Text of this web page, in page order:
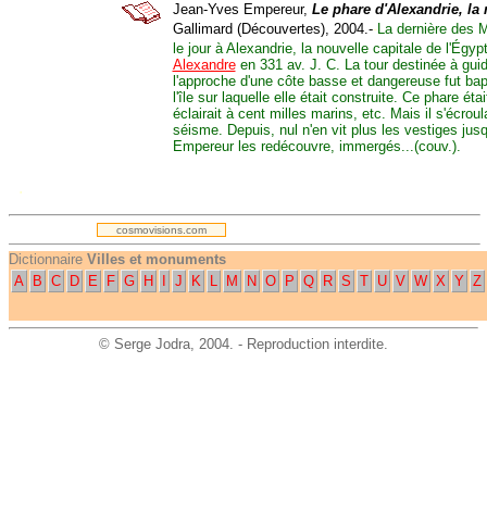
Jean-Yves Empereur, Le phare d'Alexandrie, la
Gallimard (Découvertes), 2004.--La dernière des
le jour à Alexandrie, la nouvelle capitale de
Alexandreen 331 av. J. C. La tour destinée à
l'approche d'une côte basse et dangereuse fut
l'île sur laquelle elle était construite. Ce phare
éclairait à cent milles marins, etc. Mais il
séisme. Depuis, nul n'en vit plus les vestiges
Empereur les redécouvre, immergés...(couv.).
.
cosmovisions.com
Dictionnaire Villes et monuments
A
B C D E F G H J K L M N O P Q R S T U V W X Y Z
© Serge Jodra, 2004. - Reproduction interdite.